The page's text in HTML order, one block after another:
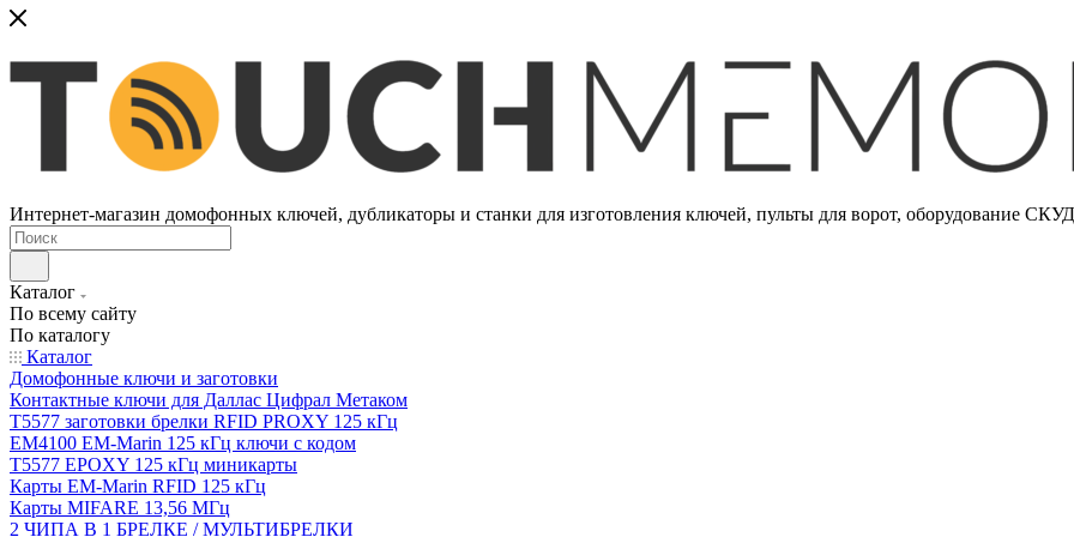
Интернет-магазин домофонных ключей, дубликаторы и станки для изготовления ключей, пульты для ворот, оборудование
Каталог
По всему сайту
По каталогу
Каталог
Домофонные ключи и заготовки
Контактные ключи для Даллас Цифрал Метаком
T5577 заготовки брелки RFID PROXY 125 кГц
EM4100 EM-Marin 125 кГц ключи с кодом
T5577 EPOXY 125 кГц миникарты
Карты EM-Marin RFID 125 кГц
Карты MIFARE 13,56 МГц
2 ЧИПА В 1 БРЕЛКЕ / МУЛЬТИБРЕЛКИ